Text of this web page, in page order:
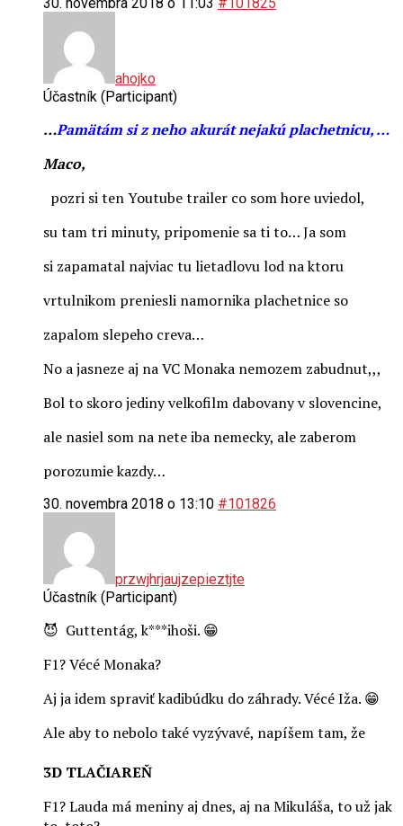
ahojko
Účastník (Participant)
…Pamätám si z neho akurát nejakú plachetnicu, …
Maco,
pozri si ten Youtube trailer co som hore uviedol,
su tam tri minuty, pripomenie sa ti to… Ja som
si zapamatal najviac tu lietadlovu lod na ktoru
vrtulnikom preniesli namornika plachetnice so
zapalom slepeho creva…
No a jasneze aj na VC Monaka nemozem zabudnut,,,
Bol to skoro jediny velkofilm dabovany v slovencine,
ale nasiel som na nete iba nemecky, ale zaberom
porozumie kazdy…
30. novembra 2018 o 13:10 #101826
przwjhrjaujzepieztjte
Účastník (Participant)
😈 Guttentág, k***ihoši. 😁
F1? Vécé Monaka?
Aj ja idem spraviť kadibúdku do záhrady. Vécé Iža. 😁
Ale aby to nebolo také vyzývavé, napíšem tam, že
3D TLAČIAREŇ
F1? Lauda má meniny aj dnes, aj na Mikuláša, to už jak